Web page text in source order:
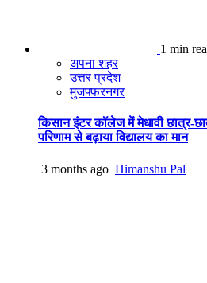
1 min
अपना शहर
उत्तर प्रदेश
मुजफ्फरनगर
किसान इंटर कॉलेज में मेधावी छात्र-
परिणाम से बढ़ाया विद्यालय का मान
3 months ago Himanshu Pal